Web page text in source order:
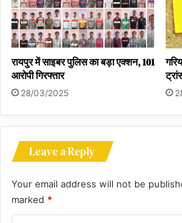
रायपुर में साइबर पुलिस का बड़ा एक्शन, 101
आरोपी गिरफ्तार
28/03/2025
Leave a Reply
Your email address will not be
marked *